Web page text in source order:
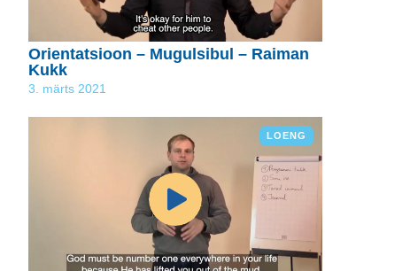
Orientatsioon – Mugulsibul – Raiman
Kukk
3. märts 2021
LOENG